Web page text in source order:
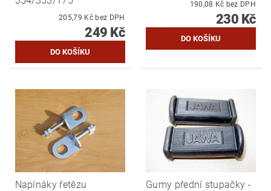
205,79 Kč bez DPH
249 Kč
190,08 Kč bez DPH
230 Kč
Napínáky řetězu
Gumy přední stupačky -